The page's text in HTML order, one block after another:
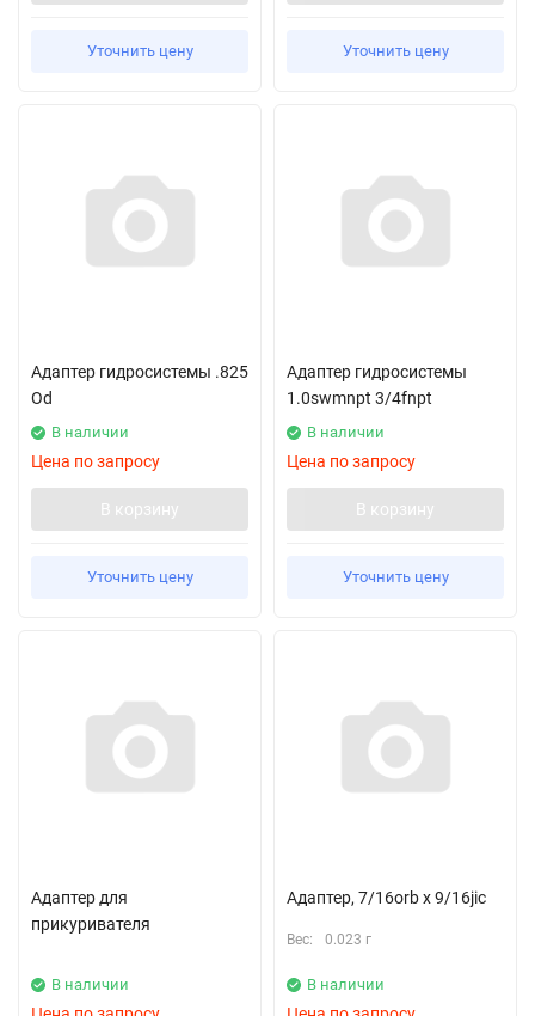
Уточнить цену Уточнить цену
Адаптер гидросистемы .825
Od
В наличии
Цена по запросу
В корзину
Уточнить цену
Адаптер гидросистемы
1.0swmnpt 3/4fnpt
В наличии
Цена по запросу
В корзину
Уточнить цену
Адаптер для
прикуривателя
В наличии
Адаптер, 7/16orb x 9/16jic
Вес: 0.023 г
В наличии